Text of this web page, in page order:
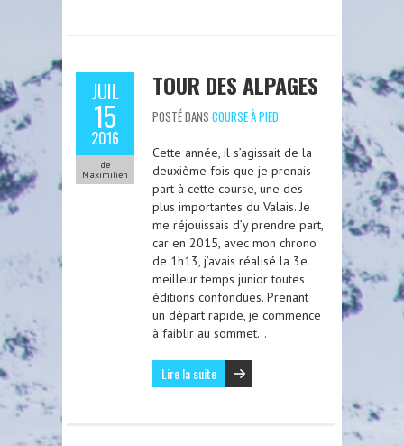
JUIL
15
2016
de
Maximilien
TOUR DES ALPAGES
POSTÉ DANS COURSE À PIED
Cette année, il s’agissait de la
deuxième fois que je prenais
part à cette course, une des
plus importantes du Valais. Je
me réjouissais d’y prendre part,
car en 2015, avec mon chrono
de 1h13, j’avais réalisé la 3e
meilleur temps junior toutes
éditions confondues. Prenant
un départ rapide, je commence
à faiblir au sommet…
Lire la suite